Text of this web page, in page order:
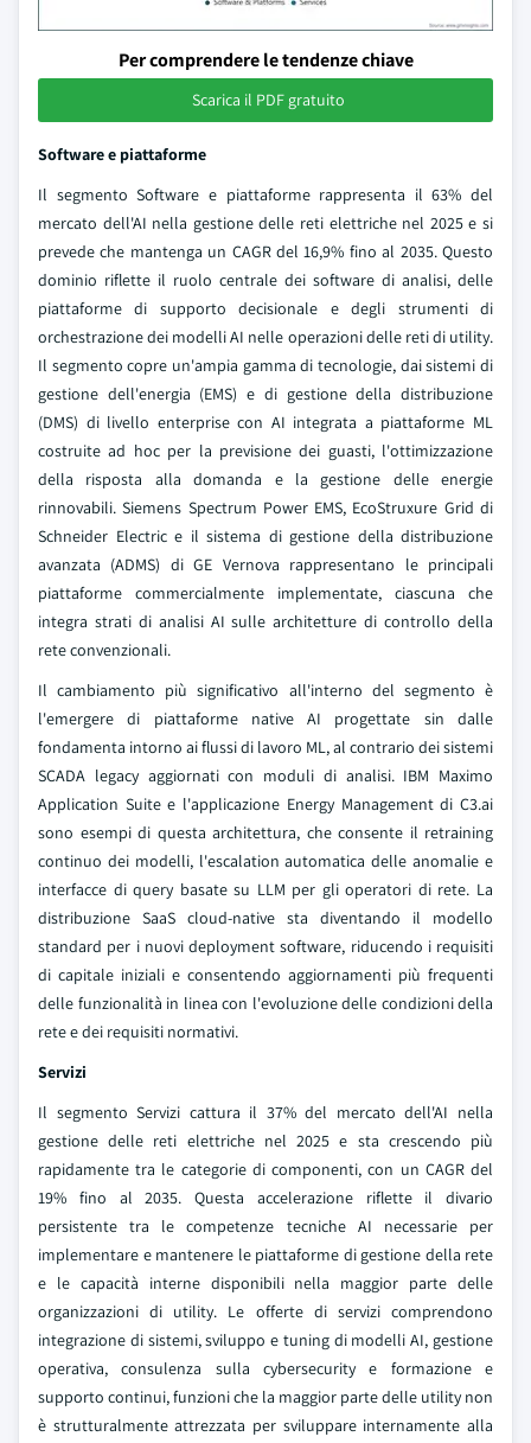
Per comprendere le tendenze chiave
Scarica il PDF gratuito
Software e piattaforme
Il segmento Software e piattaforme rappresenta il 63% del
mercato dell'AI nella gestione delle reti elettriche nel 2025 e si
prevede che mantenga un CAGR del 16,9% fino al 2035. Questo
dominio riflette il ruolo centrale dei software di analisi, delle
piattaforme di supporto decisionale e degli strumenti di
orchestrazione dei modelli AI nelle operazioni delle reti di utility.
Il segmento copre un'ampia gamma di tecnologie, dai sistemi di
gestione dell'energia (EMS) e di gestione della distribuzione
(DMS) di livello enterprise con AI integrata a piattaforme ML
costruite ad hoc per la previsione dei guasti, l'ottimizzazione
della risposta alla domanda e la gestione delle energie
rinnovabili. Siemens Spectrum Power EMS, EcoStruxure Grid di
Schneider Electric e il sistema di gestione della distribuzione
avanzata (ADMS) di GE Vernova rappresentano le principali
piattaforme commercialmente implementate, ciascuna che
integra strati di analisi AI sulle architetture di controllo della
rete convenzionali.
Il cambiamento più significativo all'interno del segmento è
l'emergere di piattaforme native AI progettate sin dalle
fondamenta intorno ai flussi di lavoro ML, al contrario dei sistemi
SCADA legacy aggiornati con moduli di analisi. IBM Maximo
Application Suite e l'applicazione Energy Management di C3.ai
sono esempi di questa architettura, che consente il retraining
continuo dei modelli, l'escalation automatica delle anomalie e
interfacce di query basate su LLM per gli operatori di rete. La
distribuzione SaaS cloud-native sta diventando il modello
standard per i nuovi deployment software, riducendo i requisiti
di capitale iniziali e consentendo aggiornamenti più frequenti
delle funzionalità in linea con l'evoluzione delle condizioni della
rete e dei requisiti normativi.
Servizi
Il segmento Servizi cattura il 37% del mercato dell'AI nella
gestione delle reti elettriche nel 2025 e sta crescendo più
rapidamente tra le categorie di componenti, con un CAGR del
19% fino al 2035. Questa accelerazione riflette il divario
persistente tra le competenze tecniche AI necessarie per
implementare e mantenere le piattaforme di gestione della rete
e le capacità interne disponibili nella maggior parte delle
organizzazioni di utility. Le offerte di servizi comprendono
integrazione di sistemi, sviluppo e tuning di modelli AI, gestione
operativa, consulenza sulla cybersecurity e formazione e
supporto continui, funzioni che la maggior parte delle utility non
è strutturalmente attrezzata per sviluppare internamente alla